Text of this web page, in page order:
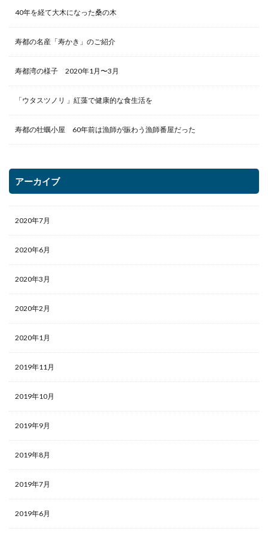
40年を経て大木になった桑の木
寿都の名産「寿かき」のご紹介
寿都湾の様子 2020年1月〜3月
「ウタスツノリ 」紅藻で健康的な食生活を
寿都の牡蠣小屋 60年前は漁師が賑わう漁師番屋だった
アーカイブ
2020年7月
2020年6月
2020年3月
2020年2月
2020年1月
2019年11月
2019年10月
2019年9月
2019年8月
2019年7月
2019年6月